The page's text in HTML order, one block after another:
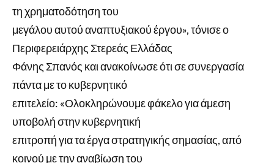
τη χρηματοδότηση του
μεγάλου αυτού αναπτυξιακού έργου», τόνισε ο
Περιφερειάρχης Στερεάς Ελλάδας
Φάνης Σπανός και ανακοίνωσε ότι σε συνεργασία
πάντα με το κυβερνητικό
επιτελείο: «Ολοκληρώνουμε φάκελο για άμεση
υποβολή στην κυβερνητική
επιτροπή για τα έργα στρατηγικής σημασίας, από
κοινού με την αναβίωση του